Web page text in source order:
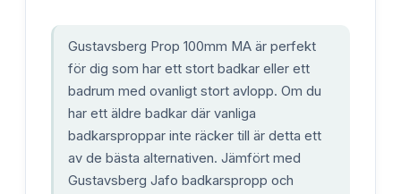
Gustavsberg Prop 100mm MA är perfekt
för dig som har ett stort badkar eller ett
badrum med ovanligt stort avlopp. Om du
har ett äldre badkar där vanliga
badkarsproppar inte räcker till är detta ett
av de bästa alternativen. Jämfört med
Gustavsberg Jafo badkarspropp och